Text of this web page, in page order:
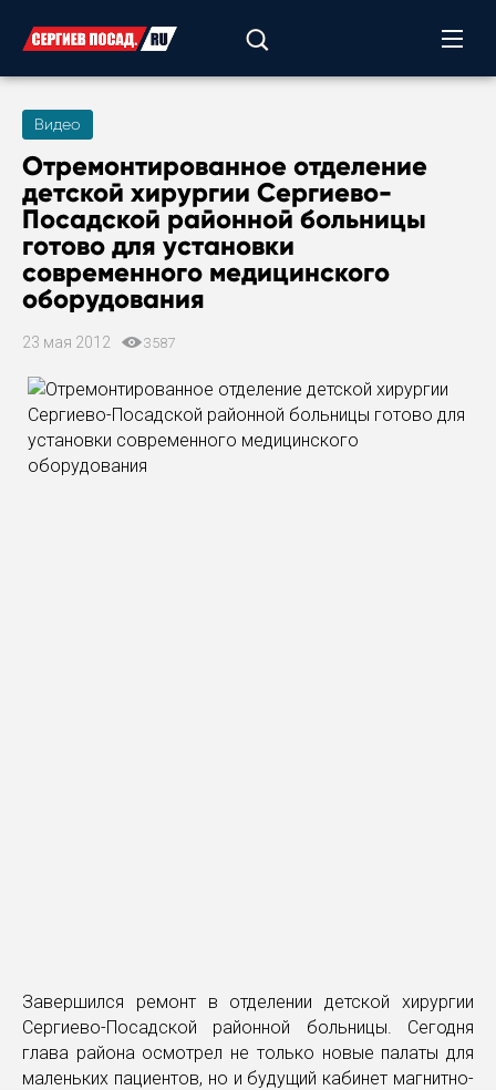
Видео
Отремонтированное отделение
детской хирургии Сергиево-
Посадской районной больницы
готово для установки
современного медицинского
оборудования
23 мая 2012 3587
Завершился ремонт в отделении детской хирургии
Сергиево-Посадской районной больницы. Сегодня
глава района осмотрел не только новые палаты для
маленьких пациентов, но и будущий кабинет магнитно-